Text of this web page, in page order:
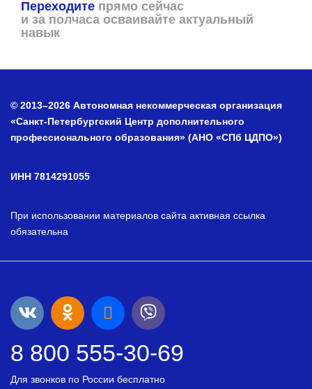
Переходите прямо сейчас
и за полчаса осваивайте актуальный
навык
© 2013–2026 Автономная некоммерческая организация
«Санкт-Петербургский Центр дополнительного
профессионального образования» (АНО «СПб ЦДПО»)
ИНН 7814291055
При использовании материалов сайта активная ссылка
обязательна
8 800 555-30-69
Для звонков по России бесплатно